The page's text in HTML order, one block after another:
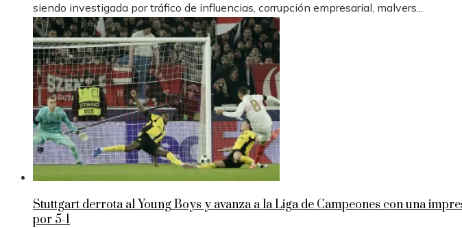
siendo investigada por tráfico de influencias, corrupción empresarial, malvers...
Stuttgart derrota al Young Boys y avanza a la Liga de Campeones con una
por 5-1